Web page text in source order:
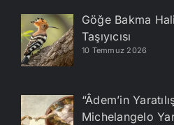
Göğe Bakma
Taşıyıcısı
10 Temmuz 2026
“Âdem’in
Michelangelo